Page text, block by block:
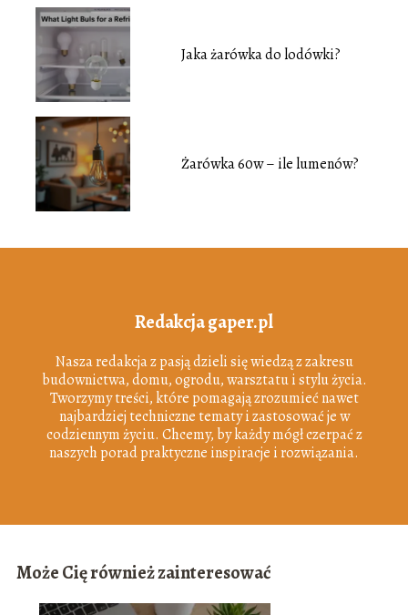
Jaka żarówka do lodówki?
Żarówka 60w – ile lumenów?
Redakcja gaper.pl
Nasza redakcja z pasją dzieli się wiedzą z zakresu
budownictwa, domu, ogrodu, warsztatu i stylu życia.
Tworzymy treści, które pomagają zrozumieć nawet
najbardziej techniczne tematy i zastosować je w
codziennym życiu. Chcemy, by każdy mógł czerpać z
naszych porad praktyczne inspiracje i rozwiązania.
Może Cię również zainteresować